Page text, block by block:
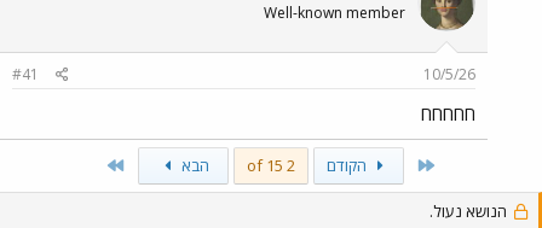
Well-known member
10/5/26
#41
חחחחח
הקודם 2 of 15 הבא
הנושא נעול.